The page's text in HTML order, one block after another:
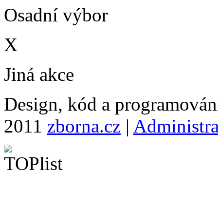
Osadní výbor
X
Jiná akce
Design, kód a
2011 zborna.cz |